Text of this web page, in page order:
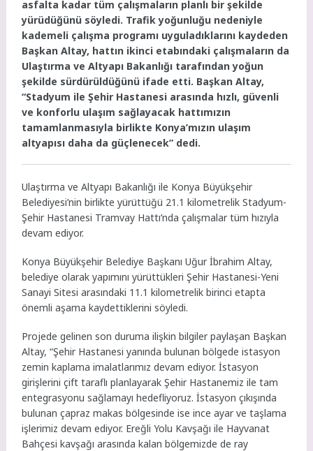
asfalta kadar tüm çalışmaların planlı bir şekilde
yürüdüğünü söyledi. Trafik yoğunluğu nedeniyle
kademeli çalışma programı uyguladıklarını kaydeden
Başkan Altay, hattın ikinci etabındaki çalışmaların da
Ulaştırma ve Altyapı Bakanlığı tarafından yoğun
şekilde sürdürüldüğünü ifade etti. Başkan Altay,
“Stadyum ile Şehir Hastanesi arasında hızlı, güvenli
ve konforlu ulaşım sağlayacak hattımızın
tamamlanmasıyla birlikte Konya’mızın ulaşım
altyapısı daha da güçlenecek” dedi.
Ulaştırma ve Altyapı Bakanlığı ile Konya Büyükşehir
Belediyesi’nin birlikte yürüttüğü 21.1 kilometrelik Stadyum-
Şehir Hastanesi Tramvay Hattı’nda çalışmalar tüm hızıyla
devam ediyor.
Konya Büyükşehir Belediye Başkanı Uğur İbrahim Altay,
belediye olarak yapımını yürüttükleri Şehir Hastanesi-Yeni
Sanayi Sitesi arasındaki 11.1 kilometrelik birinci etapta
önemli aşama kaydettiklerini söyledi.
Projede gelinen son duruma ilişkin bilgiler paylaşan Başkan
Altay, “Şehir Hastanesi yanında bulunan bölgede istasyon
zemin kaplama imalatlarımız devam ediyor. İstasyon
girişlerini çift taraflı planlayarak Şehir Hastanemiz ile tam
entegrasyonu sağlamayı hedefliyoruz. İstasyon çıkışında
bulunan çapraz makas bölgesinde ise ince ayar ve taşlama
işlerimiz devam ediyor. Ereğli Yolu Kavşağı ile Hayvanat
Bahçesi kavşağı arasında kalan bölgemizde de ray